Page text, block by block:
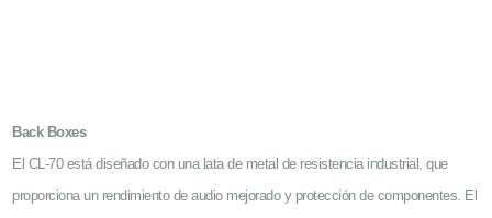
Back Boxes
El CL-70 está diseñado con una lata de metal de resistencia industrial, que
proporciona un rendimiento de audio mejorado y protección de componentes. El